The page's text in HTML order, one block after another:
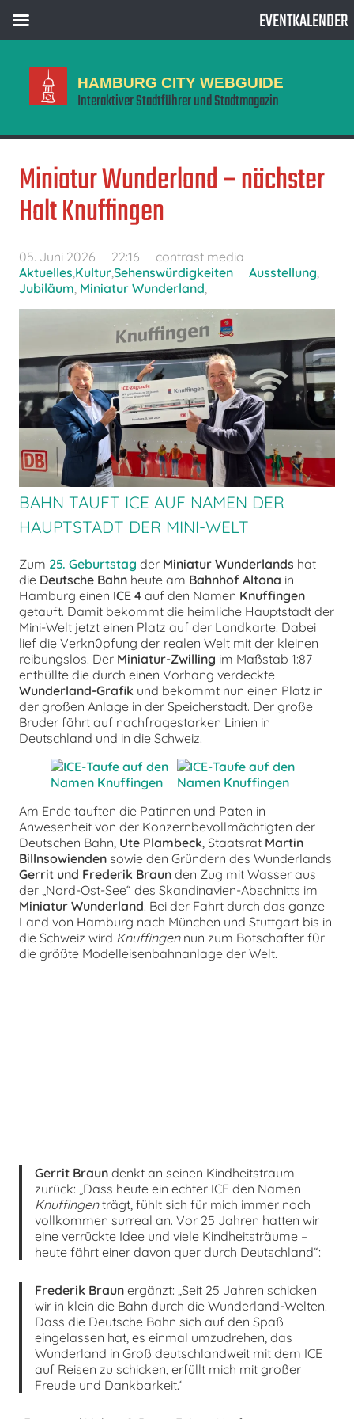
HAMBURG CITY WEBGUIDE
Interaktiver Stadtführer und Stadtmagazin
Miniatur Wunderland – nächster
Halt Knuffingen
05. Juni 2026 22:16
contrast media
Aktuelles KulturSehenswürdigkeiten Ausstellung
Jubiläum Miniatur Wunderland
BAHN TAUFT ICE AUF NAMEN DER
HAUPTSTADT DER MINI-WELT
Zum 25. Geburtstag der Miniatur Wunderlands hat
die Deutsche Bahn heute am Bahnhof Altona in
Hamburg einen ICE 4 auf den Namen Knuffingen
getauft. Damit bekommt die heimliche Hauptstadt der
Mini-Welt jetzt einen Platz auf der Landkarte. Dabei
lief die Verkn0pfung der realen Welt mit der kleinen
reibungslos. Der Miniatur-Zwilling im Maßstab 1:87
enthüllte die durch einen Vorhang verdeckte
Wunderland-Grafik und bekommt nun einen Platz in
der großen Anlage in der Speicherstadt. Der große
Bruder fährt auf nachfragestarken Linien in
Deutschland und in die Schweiz.
Am Ende tauften die Patinnen und Paten in
Anwesenheit von der Konzernbevollmächtigten der
Deutschen Bahn, Ute Plambeck, Staatsrat Martin
Billnsowienden sowie den Gründern des Wunderlands
Gerrit und Frederik Braun den Zug mit Wasser aus
der „Nord-Ost-See“ des Skandinavien-Abschnitts im
Miniatur Wunderland. Bei der Fahrt durch das ganze
Land von Hamburg nach München und Stuttgart bis in
die Schweiz wird Knuffingennun zum Botschafter f0r
die größte Modelleisenbahnanlage der Welt.
Gerrit Braun denkt an seinen Kindheitstraum
zurück: „Dass heute ein echter ICE den Namen
Knuffingenträgt, fühlt sich für mich immer noch
vollkommen surreal an. Vor 25 Jahren hatten wir
eine verrückte Idee und viele Kindheitsträume –
heute fährt einer davon quer durch Deutschland“:
Frederik Braun ergänzt: „Seit 25 Jahren schicken
wir in klein die Bahn durch die Wunderland-Welten.
Dass die Deutsche Bahn sich auf den Spaß
eingelassen hat, es einmal umzudrehen, das
Wunderland in Groß deutschlandweit mit dem ICE
auf Reisen zu schicken, erfüllt mich mit großer
Freude und Dankbarkeit.‘
EVENTKALENDER